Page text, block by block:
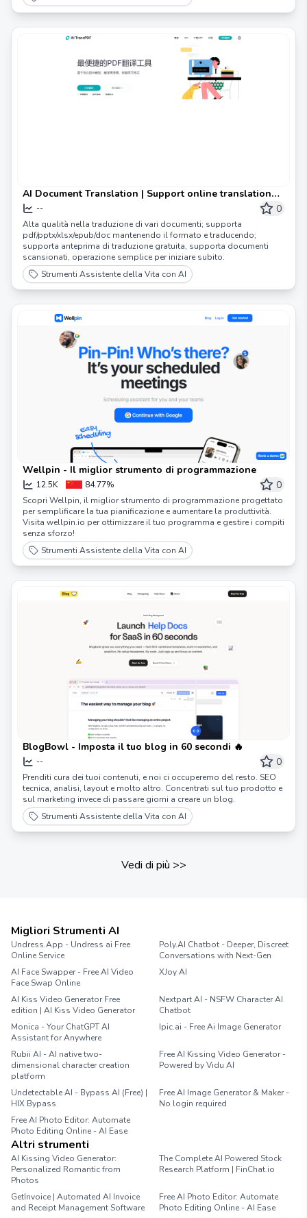
AI Document Translation | Support online translation
for files such as pdf/pptx/xlsx/epub/srt/html, etc.
-- 0
Alta qualità nella traduzione di vari documenti; supporta
pdf/pptx/xlsx/epub/doc mantenendo il formato e traducendo;
supporta anteprima di traduzione gratuita, supporta documenti
scansionati, operazione semplice per iniziare subito.
Strumenti Assistente della Vita con AI
Wellpin - Il miglior strumento di programmazione
12.5K 84.77% 0
Scopri Wellpin, il miglior strumento di programmazione progettato
per semplificare la tua pianificazione e aumentare la produttività.
Visita wellpin.io per ottimizzare il tuo programma e gestire i compiti
senza sforzo!
Strumenti Assistente della Vita con AI
BlogBowl - Imposta il tuo blog in 60 secondi 🔥
-- 0
Prenditi cura dei tuoi contenuti, e noi ci occuperemo del resto. SEO
tecnica, analisi, layout e molto altro. Concentrati sul tuo prodotto e
sul marketing invece di passare giorni a creare un blog.
Strumenti Assistente della Vita con AI
Vedi di più >>
Migliori Strumenti AI
Undress.App - Undress ai Free
Online Service
Poly.AI Chatbot - Deeper, Discreet
Conversations with Next-Gen
AI Face Swapper - Free AI Video
Face Swap Online
XJoy AI
AI Kiss Video Generator Free
edition | AI Kiss Video Generator
Nextpart AI - NSFW Character AI
Chatbot
Monica - Your ChatGPT AI
Assistant for Anywhere
Ipic.ai - Free Ai Image Generator
Rubii AI - AI native two-
dimensional character creation
platform
Free AI Kissing Video Generator -
Powered by Vidu AI
Undetectable AI - Bypass AI (Free) |
HIX Bypass
Free AI Image Generator & Maker -
No login required
Free AI Photo Editor: Automate
Photo Editing Online - AI Ease
Altri strumenti
AI Kissing Video Generator:
Personalized Romantic from
Photos
The Complete AI Powered Stock
Research Platform | FinChat.io
GetInvoice | Automated AI Invoice
and Receipt Management Software
Free AI Photo Editor: Automate
Photo Editing Online - AI Ease